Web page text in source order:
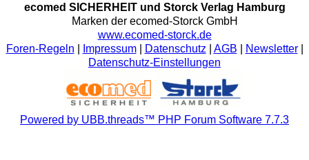
ecomed SICHERHEIT und Storck Verlag Hamburg
Marken der ecomed-Storck GmbH
www.ecomed-storck.de
Foren-Regeln
Impressum| Datenschutz AGB Newsletter|
Datenschutz-Einstellungen
Powered by UBB.threads™ PHP Forum Software 7.7.3